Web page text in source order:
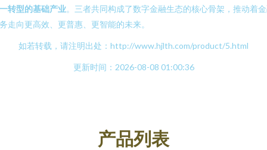
转型的基础产业。三者共同构成了数字金融生态的核心骨架，推动着
走向更高效、更普惠、更智能的未来。
如若转载，请注明出处：http://www.hjlth.com/product/5.html
更新时间：2026-08-08 01:00:36
产品列表